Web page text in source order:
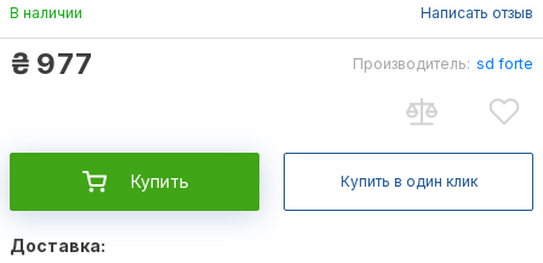
В наличии Написать отзыв
₴ 977 Производитель: sd forte
Купить Купить в один клик
Доставка: